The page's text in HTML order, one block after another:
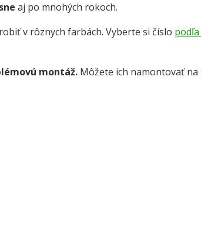
aj po mnohých rokoch.
v rôznych farbách. Vyberte si číslo
montáž. Môžete ich namontovať